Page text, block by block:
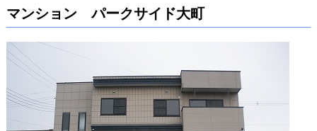
マンション パークサイド大町